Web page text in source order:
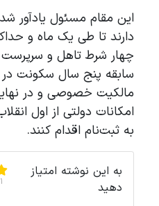
این مقام مسئول یادآور
چهار شرط تاهل و سرپرست
سابقه پنج سال سکونت در
مالکیت خصوصی و در
امکانات دولتی از اول
به ثبت‌نام اقدام کنند.
به این نوشته امتیاز
دهید
1